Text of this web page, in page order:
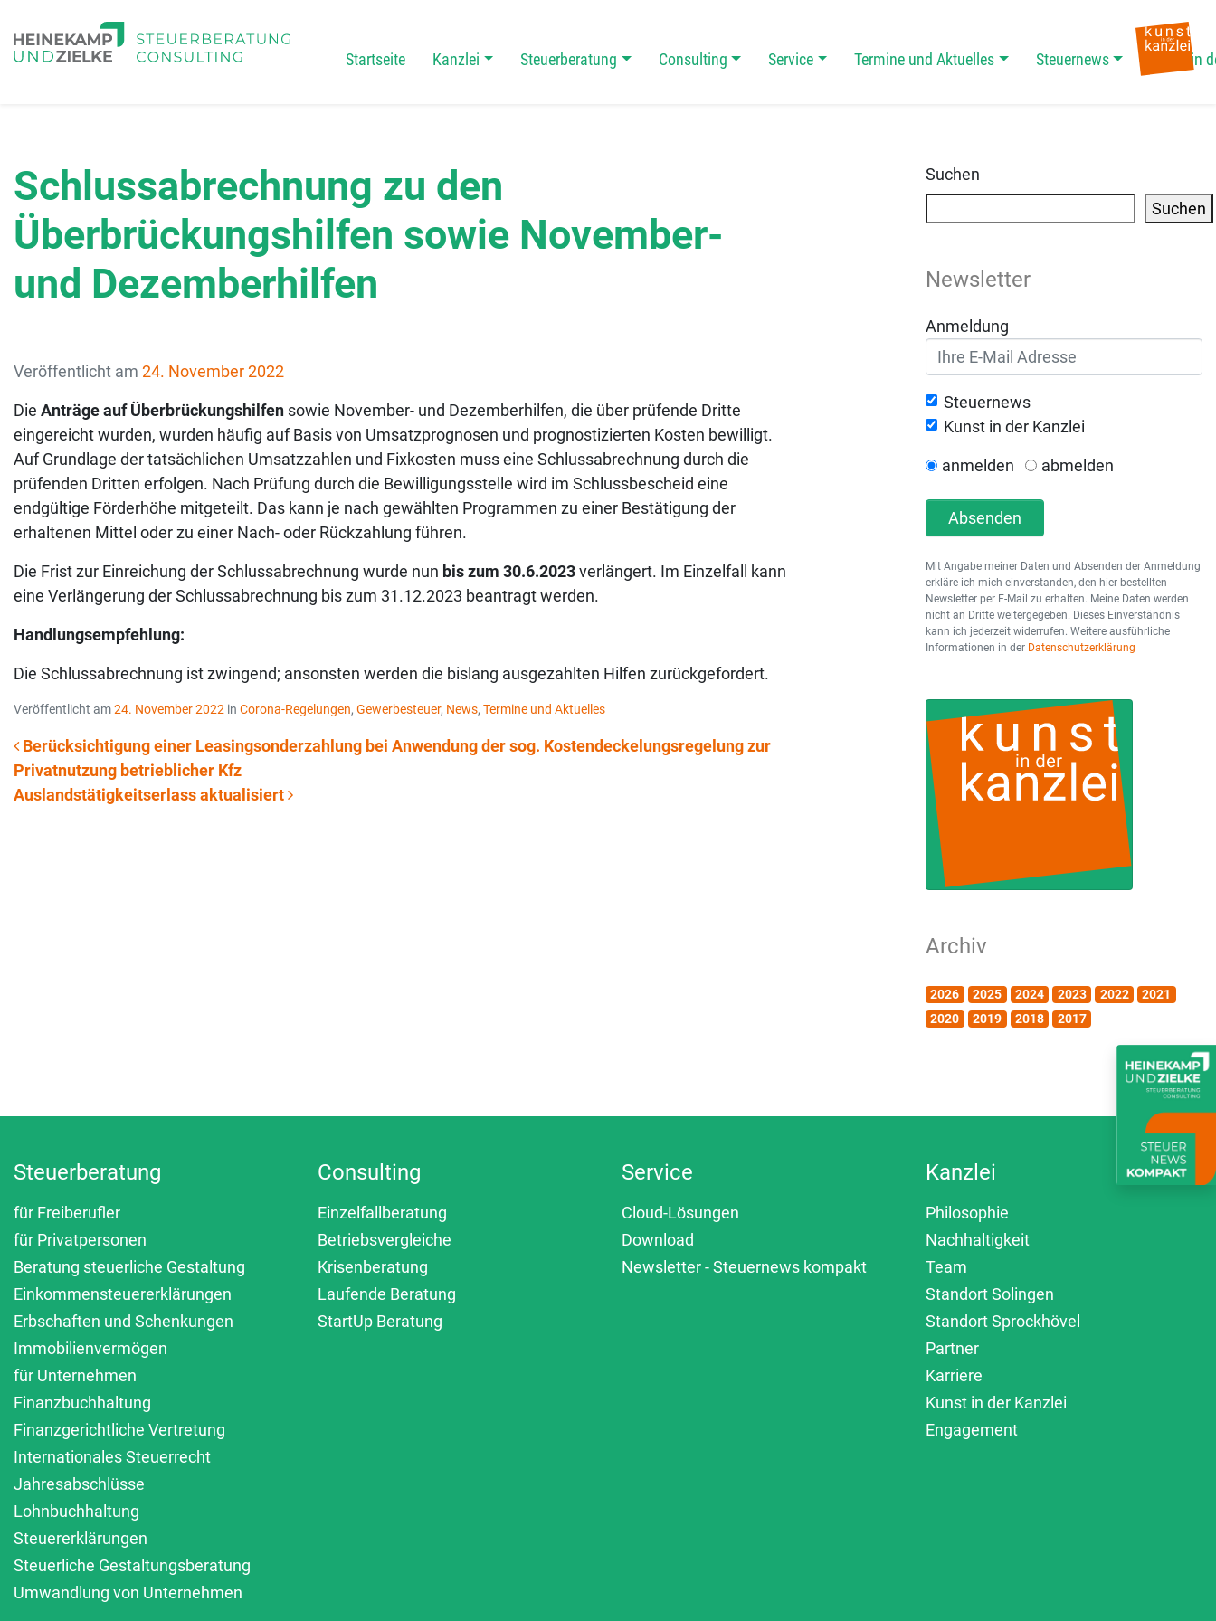
Main Navigation
Startseite Kanzlei Steuerberatung Consulting Service Termine und Aktuelles Steuernews Kunst in
Schlussabrechnung zu den
Überbrückungshilfen sowie November-
und Dezemberhilfen
Veröffentlicht am 24. November 2022
Die Anträge auf Überbrückungshilfen sowie November- und Dezemberhilfen, die über prüfende Dritte
eingereicht wurden, wurden häufig auf Basis von Umsatzprognosen und prognostizierten Kosten bewilligt.
Auf Grundlage der tatsächlichen Umsatzzahlen und Fixkosten muss eine Schlussabrechnung durch die
prüfenden Dritten erfolgen. Nach Prüfung durch die Bewilligungsstelle wird im Schlussbescheid eine
endgültige Förderhöhe mitgeteilt. Das kann je nach gewählten Programmen zu einer Bestätigung der
erhaltenen Mittel oder zu einer Nach- oder Rückzahlung führen.
Die Frist zur Einreichung der Schlussabrechnung wurde nun bis zum 30.6.2023verlängert. Im Einzelfall kann
eine Verlängerung der Schlussabrechnung bis zum 31.12.2023 beantragt werden.
Handlungsempfehlung:
Die Schlussabrechnung ist zwingend; ansonsten werden die bislang ausgezahlten Hilfen zurückgefordert.
Veröffentlicht am24. November 2022 in Corona-Regelungen, Gewerbesteuer, News, Termine und Aktuelles
Beitrags-Navigation
Berücksichtigung einer Leasingsonderzahlung bei Anwendung der sog. Kostendeckelungsregelung zur
Privatnutzung betrieblicher Kfz
Auslandstätigkeitserlass aktualisiert
Suchen
Suchen
Newsletter
Anmeldung
Steuernews
Kunst in der Kanzlei
anmelden abmelden
Absenden
Mit Angabe meiner Daten und Absenden der Anmeldung
erkläre ich mich einverstanden, den hier bestellten
Newsletter per E-Mail zu erhalten. Meine Daten werden
nicht an Dritte weitergegeben. Dieses Einverständnis
kann ich jederzeit widerrufen. Weitere ausführliche
Informationen in der Datenschutzerklärung
Archiv
2026 2025 2024 2023 2022
2021
2020
2019 2018 2017
Steuerberatung
für Freiberufler
für Privatpersonen
Beratung steuerliche Gestaltung
Einkommensteuererklärungen
Erbschaften und Schenkungen
Immobilienvermögen
für Unternehmen
Finanzbuchhaltung
Finanzgerichtliche Vertretung
Internationales Steuerrecht
Jahresabschlüsse
Lohnbuchhaltung
Steuererklärungen
Steuerliche Gestaltungsberatung
Umwandlung von Unternehmen
Consulting
Einzelfallberatung
Betriebsvergleiche
Krisenberatung
Laufende Beratung
StartUp Beratung
Service
Cloud-Lösungen
Download
Newsletter - Steuernews kompakt
Kanzlei
Philosophie
Nachhaltigkeit
Team
Standort Solingen
Standort Sprockhövel
Partner
Karriere
Kunst in der Kanzlei
Engagement